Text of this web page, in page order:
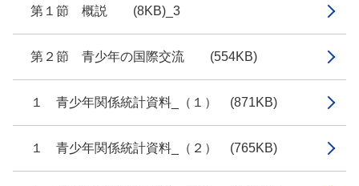
第１節 概説 (8KB)_3
第２節 青少年の国際交流 (554KB)
１ 青少年関係統計資料_（１） (871KB)
１ 青少年関係統計資料_（２） (765KB)